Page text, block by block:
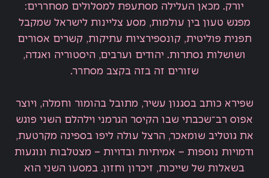
יורק. מכאן העלילה מסתעפת למסלולים מסחררים:
מפגש טעון בין עולמות, מסע צליינות לישראל שמקבל
תפנית פוליטית, קונספירציות עתיקות, קשרים אסורים
ושושלות נסתרות. יהודים וערבים, היסטוריה ואגדה,
שזורים זה בזה בקצב מסחרר.
שפירא כותב בסגנון עשיר, מתובל בהומור וחמלה, ויוצר
אפוס רב־שכבתי שבו הקיסר הגרמני וילהלם השני פוגש
את גוטליב שומאכר, הרצל עולה ליפו בספינה מקרטעת,
ודמויות נוספות – אמיתיות ובדויות – מצטלבות ונוגעות
בשאלות של שייכות, זיכרון וחזון. במסעו השני הוא